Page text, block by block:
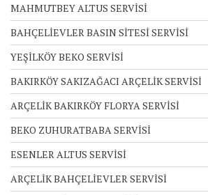
MAHMUTBEY ALTUS SERVİSİ
BAHÇELİEVLER BASIN SİTESİ SERVİSİ
YEŞİLKÖY BEKO SERVİSİ
BAKIRKÖY SAKIZAĞACI ARÇELİK SERVİSİ
ARÇELİK BAKIRKÖY FLORYA SERVİSİ
BEKO ZUHURATBABA SERVİSİ
ESENLER ALTUS SERVİSİ
ARÇELİK BAHÇELİEVLER SERVİSİ